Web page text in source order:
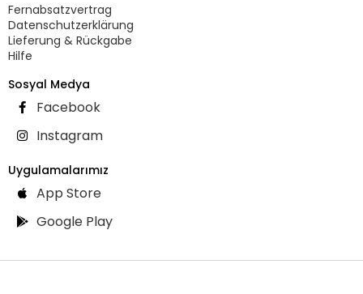
Fernabsatzvertrag
Datenschutzerklärung
Lieferung & Rückgabe
Hilfe
Sosyal Medya
Facebook
Instagram
Uygulamalarımız
App Store
Google Play